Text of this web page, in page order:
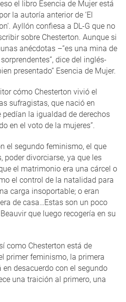
el libro Esencia de Mujer está
la autoría anterior de ‘El
Ayllón confiesa a DL-G que no
sobre Chesterton. Aunque si
anécdotas –“es una mina de
dice del inglés-
presentado” Esencia de Mujer.
cómo Chesterton vivió el
sufragistas, que nació en
pedían la igualdad de derechos
en el voto de la mujeres”.
el segundo feminismo, el que
poder divorciarse, ya que les
el matrimonio era una cárcel o
el control de la natalidad para
carga insoportable; o eran
de casa…Estas son un poco
que luego recogería en su
como Chesterton está de
primer feminismo, la primera
desacuerdo con el segundo
una traición al primero, una